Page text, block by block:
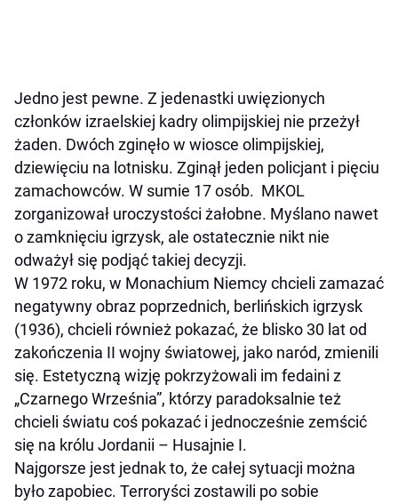
Jedno jest pewne. Z jedenastki uwięzionych
członków izraelskiej kadry olimpijskiej nie przeżył
żaden. Dwóch zginęło w wiosce olimpijskiej,
dziewięciu na lotnisku. Zginął jeden policjant i pięciu
zamachowców. W sumie 17 osób. MKOL
zorganizował uroczystości żałobne. Myślano nawet
o zamknięciu igrzysk, ale ostatecznie nikt nie
odważył się podjąć takiej decyzji.
W 1972 roku, w Monachium Niemcy chcieli zamazać
negatywny obraz poprzednich, berlińskich igrzysk
(1936), chcieli również pokazać, że blisko 30 lat od
zakończenia II wojny światowej, jako naród, zmienili
się. Estetyczną wizję pokrzyżowali im fedaini z
„Czarnego Września”, którzy paradoksalnie też
chcieli światu coś pokazać i jednocześnie zemścić
się na królu Jordanii – Husajnie I.
Najgorsze jest jednak to, że całej sytuacji można
było zapobiec. Terroryści zostawili po sobie